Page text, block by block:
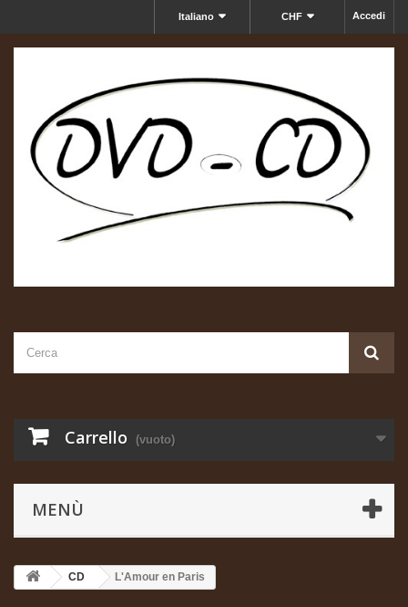
Accedi
CHF
Italiano
Carrello (vuoto)
MENÙ
CD L'Amour en Paris